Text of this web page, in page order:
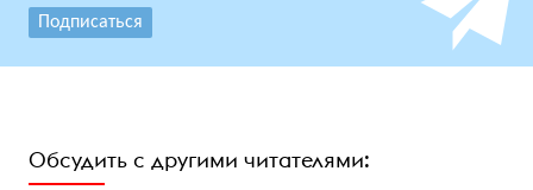
Подписаться
Обсудить с другими читателями: